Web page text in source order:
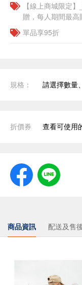
【線上商城限定
贈，每人期間最高
單品享95折
規格： 請選擇數量
折價券 查看可使用
商品資訊 配送及售